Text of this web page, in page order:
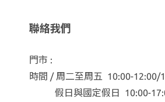
聯絡我們
門市 :
時間 / 周二至周五 10:00-12:00/
假日與國定假日 10:00-